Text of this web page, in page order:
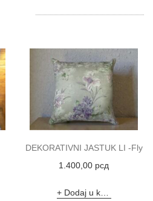
DEKORATIVNI JASTUK LI -Fly
1.400,00 рсд
Dodaj u korpu